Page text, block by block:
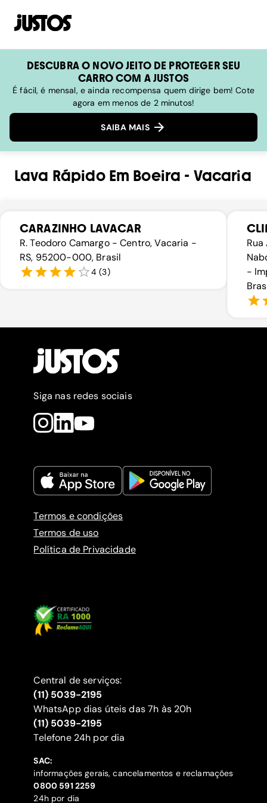
DESCUBRA O NOVO JEITO DE PROTEGER SEU
CARRO COM A JUSTOS
É fácil, é mensal, e ainda recompensa quem dirige bem! Cote
agora em menos de 2 minutos!
SAIBA MAIS
Lava RápidoEm Boeira - Vacaria
CARAZINHO LAVACAR
R. Teodoro Camargo - Centro, Vacaria -
RS, 95200-000, Brasil
4 (3)
-
Siga nas redes sociais
Termos e condições
Termos de uso
Política de Privacidade
Central de serviços:
(11) 5039-2195
WhatsApp dias úteis das 7h às 20h
(11) 5039-2195
‍Telefone 24h por dia
SAC:
informações gerais, cancelamentos e reclamações
‍0800 591 2259
24h por dia